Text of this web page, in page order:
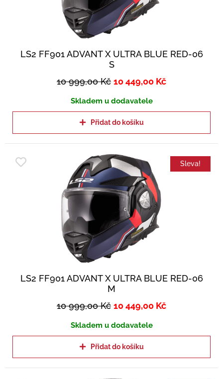
LS2 FF901 ADVANT X ULTRA BLUE RED-06
S
10 999,00Kč 10 449,00 Kč
Skladem u dodavatele
Přidat do košíku
Sleva!
LS2 FF901 ADVANT X ULTRA BLUE RED-06
M
10 999,00Kč 10 449,00 Kč
Skladem u dodavatele
Přidat do košíku